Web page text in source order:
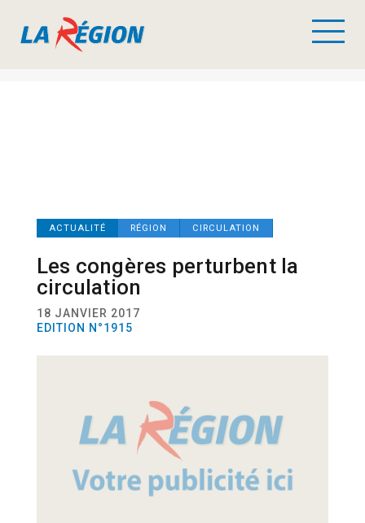
ACTUALITÉ RÉGION CIRCULATION
Les congères perturbent la
circulation
18 JANVIER 2017
EDITION N°1915